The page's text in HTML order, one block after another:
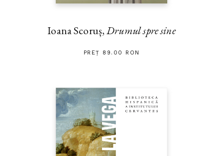
Ioana Scoruș,Drumul spre sine
PREȚ 89.00 RON